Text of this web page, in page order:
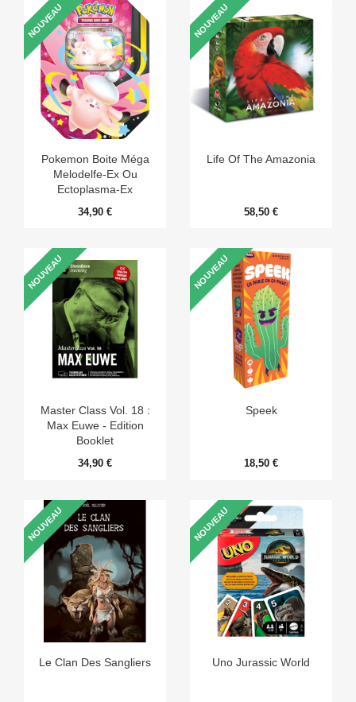
Pokemon Boite Méga
Melodelfe-Ex Ou
Ectoplasma-Ex
34,90 €
NOUVEAU
Life Of The Amazonia
58,50 €
NOUVEAU
Master Class Vol. 18 :
Max Euwe - Edition
Booklet
34,90 €
NOUVEAU
Speek
18,50 €
NOUVEAU
Le Clan Des Sangliers
NOUVEAU
Uno Jurassic World
NOUVEAU